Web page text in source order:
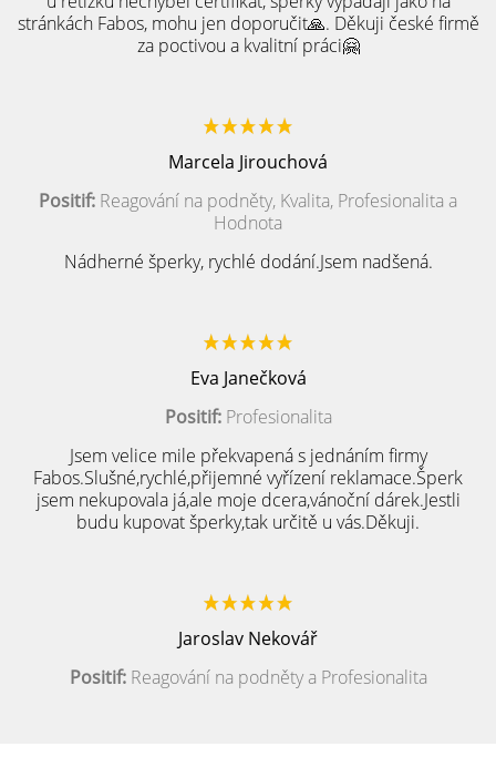
stránkách Fabos, mohu jen doporučit🙏. Děkuji české firmě
za poctivou a kvalitní práci🤗
Marcela Jirouchová
Positif: Reagování na podněty, Kvalita, Profesionalita a
Hodnota
Nádherné šperky, rychlé dodání.Jsem nadšená.
Eva Janečková
Positif:Profesionalita
Jsem velice mile překvapená s jednáním firmy
Fabos.Slušné,rychlé,přijemné vyřízení reklamace.Šperk
jsem nekupovala já,ale moje dcera,vánoční dárek.Jestli
budu kupovat šperky,tak určitě u vás.Děkuji.
Jaroslav Nekovář
Positif:Reagování na podněty a Profesionalita